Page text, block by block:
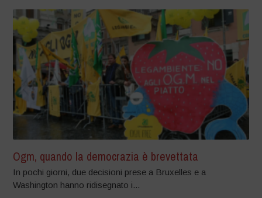
Ogm, quando la democrazia è brevettata
In pochi giorni, due decisioni prese a Bruxelles e a
Washington hanno ridisegnato i...